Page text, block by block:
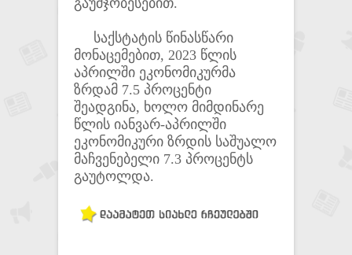
გაუმჯობესებით.
საქსტატის წინასწარი
მონაცემებით, 2023 წლის
აპრილში ეკონომიკურმა
ზრდამ 7.5 პროცენტი
შეადგინა, ხოლო მიმდინარე
წლის იანვარ-აპრილში
ეკონომიკური ზრდის საშუალო
მაჩვენებელი 7.3 პროცენტს
გაუტოლდა.